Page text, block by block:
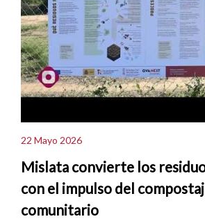
22 Mayo 2026
Mislata convierte los
con el impulso del
comunitario